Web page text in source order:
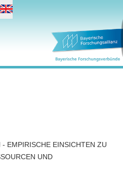
EMPIRISCHE EINSICHTEN ZU
UND